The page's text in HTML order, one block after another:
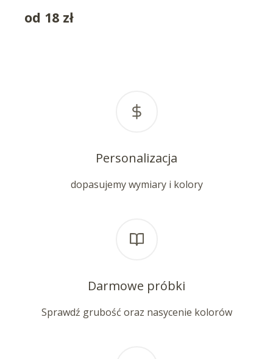
od 18 zł
Personalizacja
dopasujemy wymiary i kolory
Darmowe próbki
Sprawdź grubość oraz nasycenie kolorów